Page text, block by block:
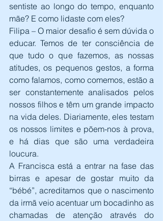
sentiste ao longo do tempo, enquanto
mãe? E como lidaste com eles?
Filipa – O maior desafio é sem dúvida o
educar. Temos de ter consciência de
que tudo o que fazemos, as nossas
atitudes, os pequenos gestos, a forma
como falamos, como comemos, estão a
ser constantemente analisados pelos
nossos filhos e têm um grande impacto
na vida deles. Diariamente, eles testam
os nossos limites e põem-nos à prova,
e há dias que são uma verdadeira
loucura.
A Francisca está a entrar na fase das
birras e apesar de gostar muito da
“bébé”, acreditamos que o nascimento
da irmã veio acentuar um bocadinho as
chamadas de atenção através do